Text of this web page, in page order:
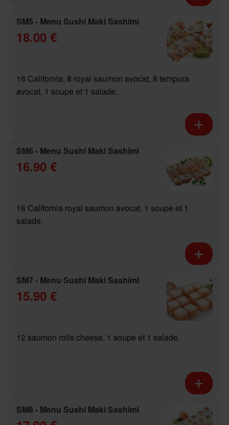
SM5 - Menu Sushi Maki Sashimi
18.00 €
16 California, 8 royal saumon avocat, 8 tempura
avocat, 1 soupe et 1 salade.
SM6 - Menu Sushi Maki Sashimi
16.90 €
16 California royal saumon avocat, 1 soupe et 1
salade.
SM7 - Menu Sushi Maki Sashimi
15.90 €
12 saumon rolls cheese, 1 soupe et 1 salade.
SM8 - Menu Sushi Maki Sashimi